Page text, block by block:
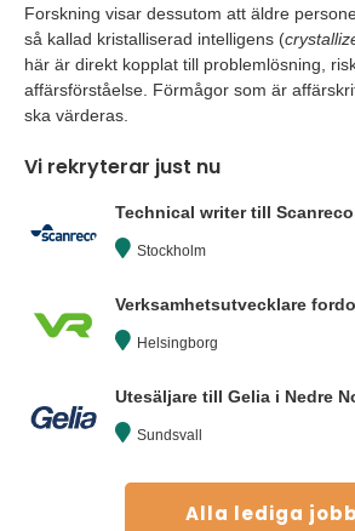
Forskning visar dessutom att äldre
så kallad kristalliserad intelligens (
här är direkt kopplat till problemlösning,
affärsförståelse. Förmågor som är
ska värderas.
Vi rekryterar just nu
Technical writer till
Stockholm
Verksamhetsutvecklare
Helsingborg
Utesäljare till Gelia i Nedre
Sundsvall
Alla lediga jobb